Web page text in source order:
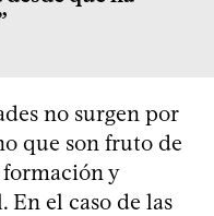
no surgen por
que son fruto de
formación y
el caso de las